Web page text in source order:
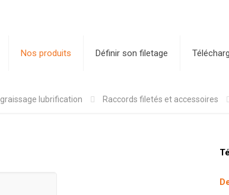
Nos produits Définir son filetage
graissage lubrification Raccords filetés et accessoires